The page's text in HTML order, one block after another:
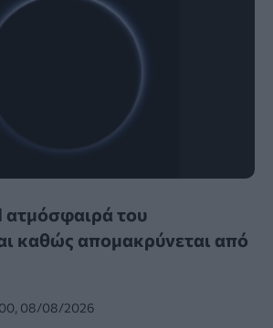
του
καθώς απομακρύνεται από
08/08/2026